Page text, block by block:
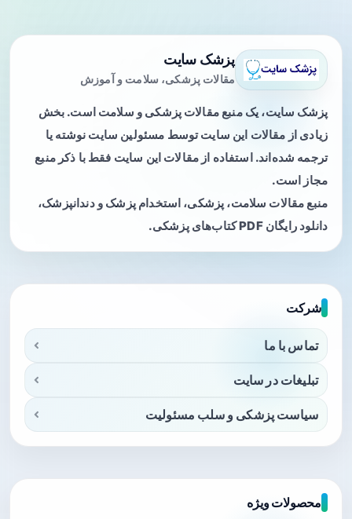
پزشک سایت
مقالات پزشکی، سلامت و آموزش
پزشک سایت، یک منبع مقالات پزشکی و سلامت است. بخش
زیادی از مقالات این سایت توسط مسئولین سایت نوشته یا
ترجمه شده‌اند. استفاده از مقالات این سایت فقط با ذکر منبع
مجاز است.
منبع مقالات سلامت، پزشکی، استخدام پزشک و دندانپزشک،
دانلود رایگان PDF کتاب‌های پزشکی.
شرکت
تماس با ما
تبلیغات در سایت
سیاست پزشکی و سلب مسئولیت
محصولات ویژه